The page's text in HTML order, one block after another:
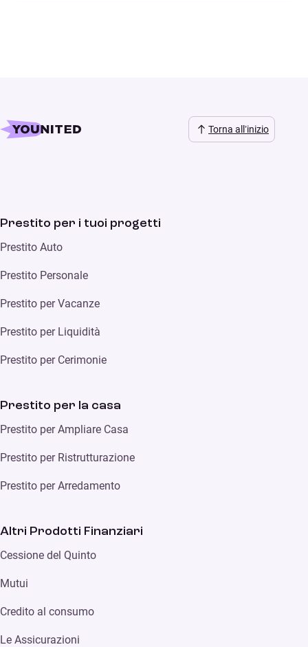
Torna all’inizio
Prestito per i tuoi progetti
Prestito Auto
Prestito Personale
Prestito per Vacanze
Prestito per Liquidità
Prestito per Cerimonie
Prestito per la casa
Prestito per Ampliare Casa
Prestito per Ristrutturazione
Prestito per Arredamento
Altri Prodotti Finanziari
Cessione del Quinto
Mutui
Credito al consumo
Le Assicurazioni